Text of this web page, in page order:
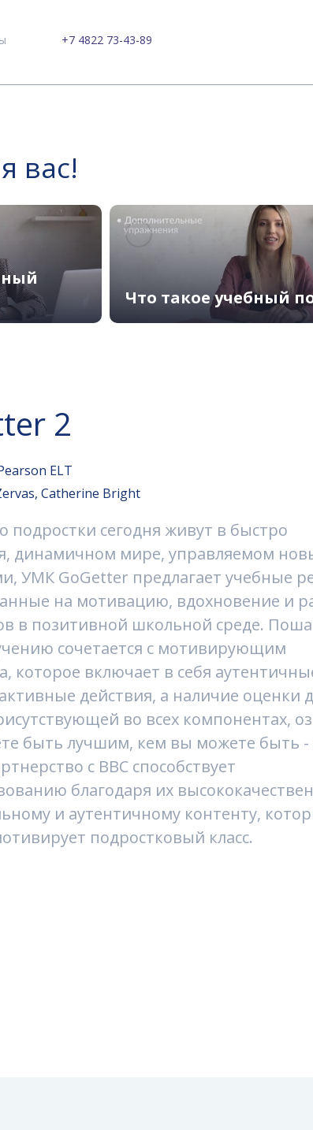
+7 4822 73-43-89
вас!
Что такое учебный
2
ELT
Catherine Bright
подростки сегодня живут в быстро
динамичном мире, управляемом
УМК GoGetter предлагает учебные
на мотивацию, вдохновение и
в позитивной школьной среде.
сочетается с мотивирующим
которое включает в себя
действия, а наличие оценки
во всех компонентах,
быть лучшим, кем вы можете быть -
с BBC способствует
благодаря их
и аутентичному контенту,
подростковый класс.